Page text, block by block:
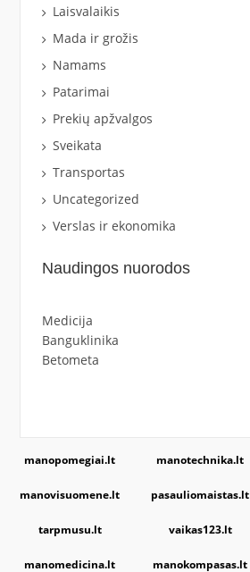
Laisvalaikis
Mada ir grožis
Namams
Patarimai
Prekių apžvalgos
Sveikata
Transportas
Uncategorized
Verslas ir ekonomika
Naudingos nuorodos
Medicija
Banguklinika
Betometa
manopomegiai.lt manotechnika.lt
manovisuomene.lt pasauliomaistas.lt
tarpmusu.lt vaikas123.lt
manomedicina.lt manokompasas.lt